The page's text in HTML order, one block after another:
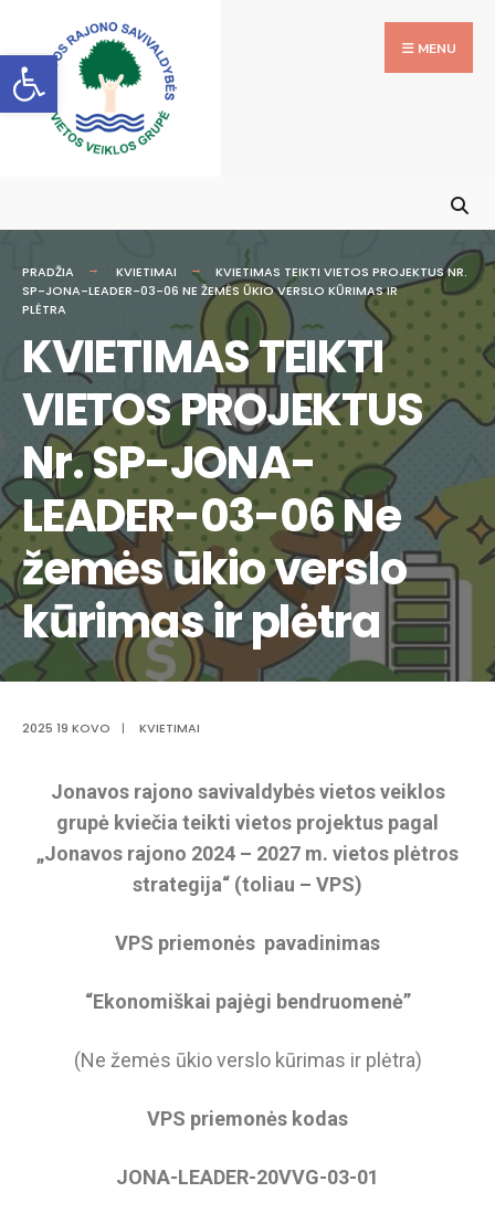
Open toolbar MENU
PRADŽIA KVIETIMAI
KVIETIMAS TEIKTI VIETOS PROJEKTUS NR.
SP-JONA-LEADER-03-06 NE ŽEMĖS ŪKIO VERSLO KŪRIMAS IR
PLĖTRA
KVIETIMAS TEIKTI
VIETOS PROJEKTUS
Nr. SP-JONA-
LEADER-03-06 Ne
žemės ūkio verslo
kūrimas ir plėtra
2025 19 KOVO | KVIETIMAI
Jonavos rajono savivaldybės vietos veiklos
grupė kviečia teikti vietos projektus pagal
„Jonavos rajono 2024 – 2027 m. vietos plėtros
strategija“ (toliau – VPS)
VPS priemonės pavadinimas
“Ekonomiškai pajėgi bendruomenė”
(Ne žemės ūkio verslo kūrimas ir plėtra)
VPS priemonės kodas
JONA-LEADER-20VVG-03-01